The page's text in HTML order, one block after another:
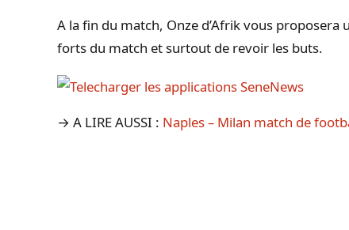
A la fin du match, Onze d’Afrik vous
forts du match et surtout de revoir les buts.
→ A LIRE AUSSI : Naples – Milan match de